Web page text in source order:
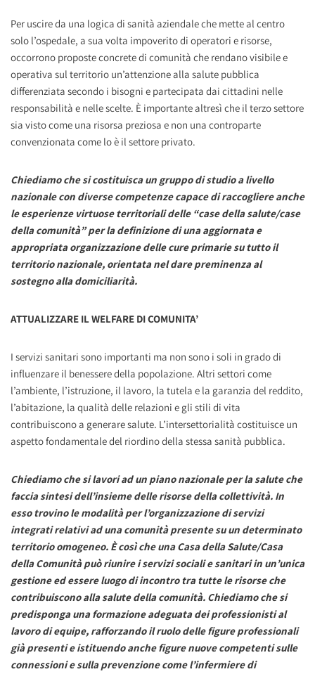
Per uscire da una logica di sanità aziendale che mette al centro
solo l’ospedale, a sua volta impoverito di operatori e risorse,
occorrono proposte concrete di comunità che rendano visibile e
operativa sul territorio un’attenzione alla salute pubblica
differenziata secondo i bisogni e partecipata dai cittadini nelle
responsabilità e nelle scelte. È importante altresì che il terzo settore
sia visto come una risorsa preziosa e non una controparte
convenzionata come lo è il settore privato.
Chiediamo che si costituisca un gruppo di studio a livello
nazionale con diverse competenze capace di raccogliere anche
le esperienze virtuose territoriali delle “case della salute/case
della comunità” per la definizione di una aggiornata e
appropriata organizzazione delle cure primarie su tutto il
territorio nazionale, orientata nel dare preminenza al
sostegno alla domiciliarità.
ATTUALIZZARE IL WELFARE DI COMUNITA’
I servizi sanitari sono importanti ma non sono i soli in grado di
influenzare il benessere della popolazione. Altri settori come
l’ambiente, l’istruzione, il lavoro, la tutela e la garanzia del reddito,
l’abitazione, la qualità delle relazioni e gli stili di vita
contribuiscono a generare salute. L’intersettorialità costituisce un
aspetto fondamentale del riordino della stessa sanità pubblica.
Chiediamo che si lavori ad un piano nazionale per la salute che
faccia sintesi dell’insieme delle risorse della collettività. In
esso trovino le modalità per l’organizzazione di servizi
integrati relativi ad una comunità presente su un determinato
territorio omogeneo. È così che una Casa della Salute/Casa
della Comunità può riunire i servizi sociali e sanitari in un’unica
gestione ed essere luogo di incontro tra tutte le risorse che
contribuiscono alla salute della comunità. Chiediamo che si
predisponga una formazione adeguata dei professionisti al
lavoro di equipe, rafforzando il ruolo delle figure professionali
già presenti e istituendo anche figure nuove competenti sulle
connessioni e sulla prevenzione come l’infermiere di